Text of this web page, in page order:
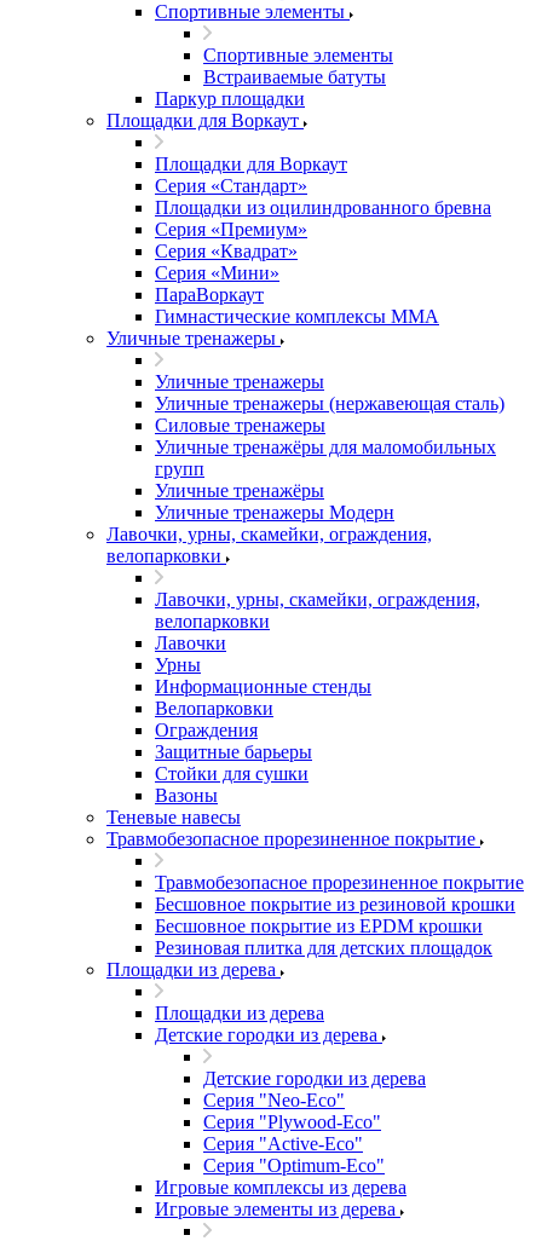
Спортивные элементы
Спортивные элементы
Встраиваемые батуты
Паркур площадки
Площадки для Воркаут
Площадки для Воркаут
Серия «Стандарт»
Площадки из оцилиндрованного бревна
Серия «Премиум»
Серия «Квадрат»
Серия «Мини»
ПараВоркаут
Гимнастические комплексы ММА
Уличные тренажеры
Уличные тренажеры
Уличные тренажеры (нержавеющая сталь)
Силовые тренажеры
Уличные тренажёры для маломобильных
групп
Уличные тренажёры
Уличные тренажеры Модерн
Лавочки, урны, скамейки, ограждения,
велопарковки
Лавочки, урны, скамейки, ограждения,
велопарковки
Лавочки
Урны
Информационные стенды
Велопарковки
Ограждения
Защитные барьеры
Стойки для сушки
Вазоны
Теневые навесы
Травмобезопасное прорезиненное покрытие
Травмобезопасное прорезиненное покрытие
Бесшовное покрытие из резиновой крошки
Бесшовное покрытие из EPDM крошки
Резиновая плитка для детских площадок
Площадки из дерева
Площадки из дерева
Детские городки из дерева
Детские городки из дерева
Серия "Neo-Eco"
Серия "Plywood-Eco"
Серия "Active-Eco"
Серия "Оptimum-Еco"
Игровые комплексы из дерева
Игровые элементы из дерева